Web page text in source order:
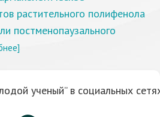
растительного полифенола
постменопаузального
ученый” в социальных